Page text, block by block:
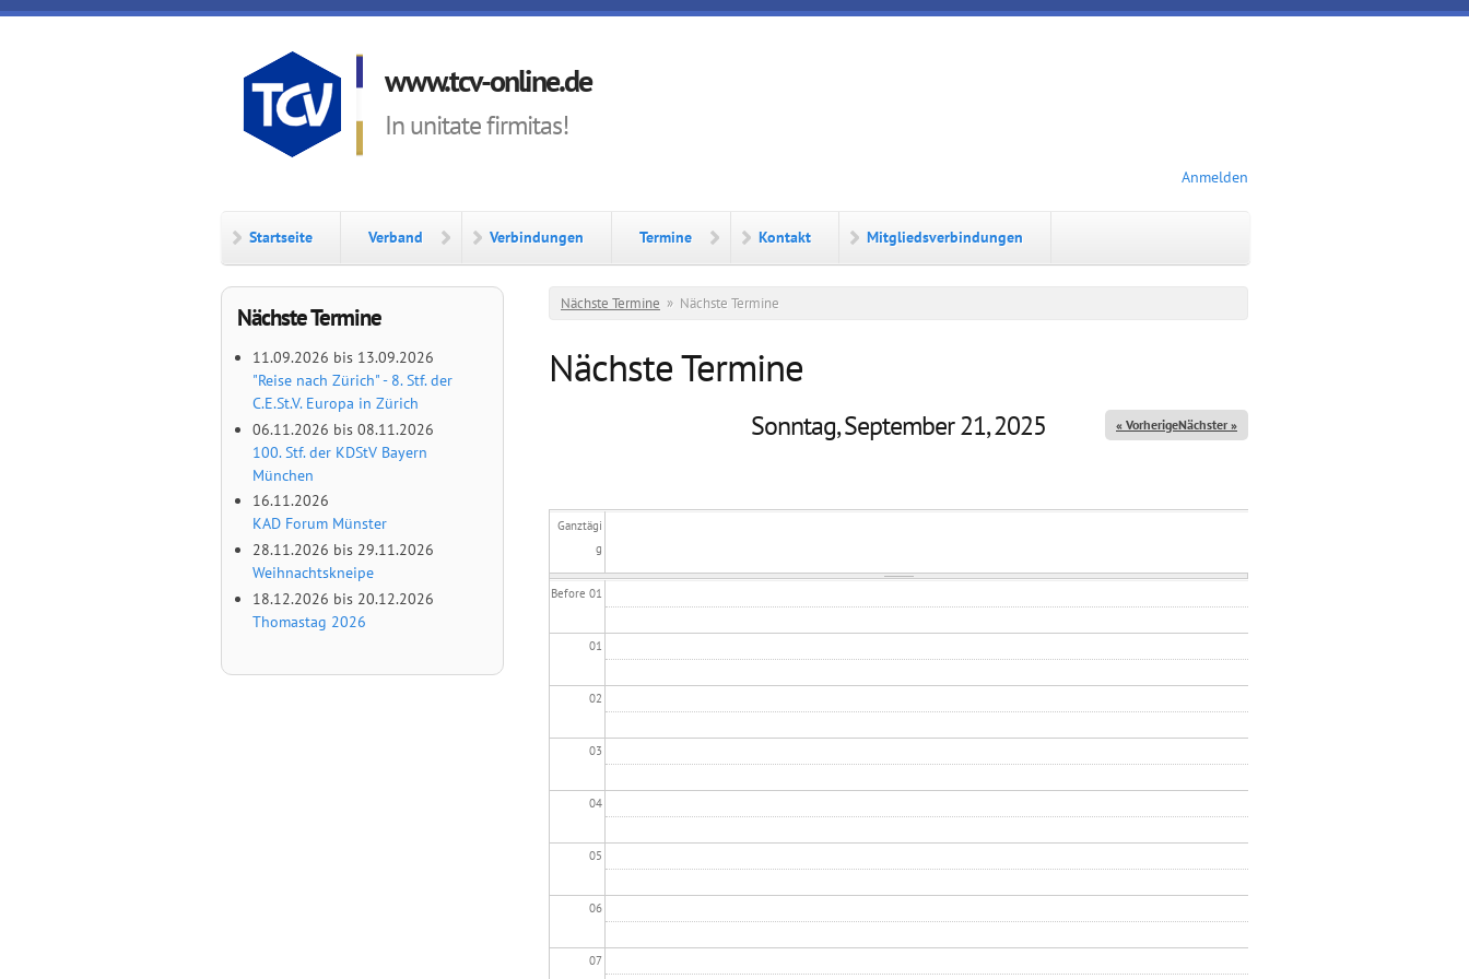
Direkt zum Inhalt
www.tcv-online.de
In unitate firmitas!
Anmelden
Startseite Verband Verbindungen Termine Kontakt Mitgliedsverbindungen
Nächste Termine
11.09.2026 bis 13.09.2026
"Reise nach Zürich" - 8. Stf. der
C.E.St.V. Europa in Zürich
06.11.2026 bis 08.11.2026
100. Stf. der KDStV Bayern
München
16.11.2026
KAD Forum Münster
28.11.2026 bis 29.11.2026
Weihnachtskneipe
18.12.2026 bis 20.12.2026
Thomastag 2026
Sie sind hier
Nächste Termine » Nächste Termine
Nächste Termine
Sonntag, September 21, 2025 « VorherigerNächster »
Ganztägi
g
Before 01
01
02
03
04
05
06
07